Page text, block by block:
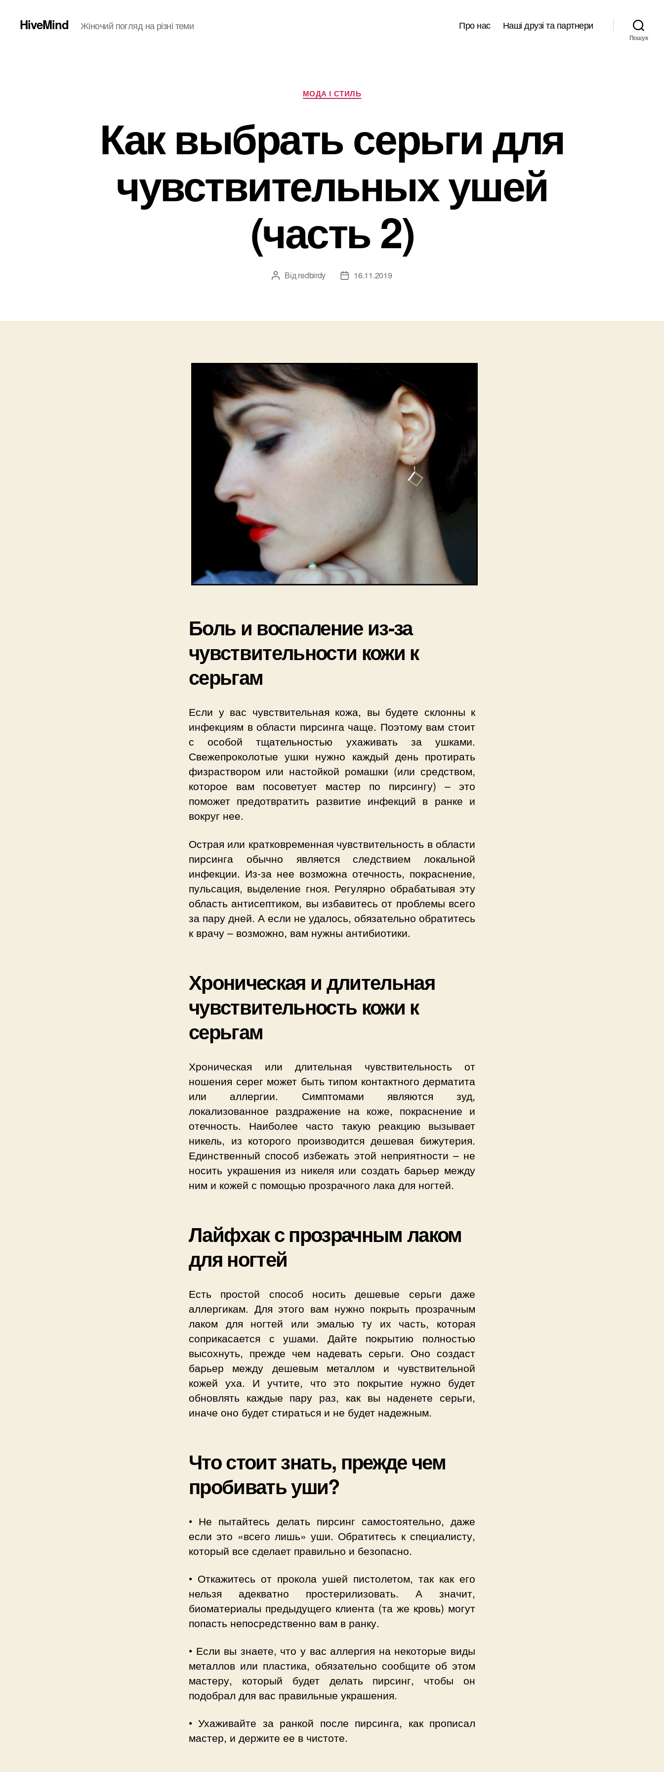
HiveMind Жіночий погляд на різні теми Про нас Наші друзі та партнери
Пошук
Категорії
МОДА І СТИЛЬ
Как выбрать серьги для
чувствительных ушей
(часть 2)
Автор
Від redbirdy
Дата16.11.2019
Боль и воспаление из-за
чувствительности кожи к
серьгам
Если у вас чувствительная кожа, вы будете склонны к
инфекциям в области пирсинга чаще. Поэтому вам стоит
с особой тщательностью ухаживать за ушками.
Свежепроколотые ушки нужно каждый день протирать
физраствором или настойкой ромашки (или средством,
которое вам посоветует мастер по пирсингу) – это
поможет предотвратить развитие инфекций в ранке и
вокруг нее.
Острая или кратковременная чувствительность в области
пирсинга обычно является следствием локальной
инфекции. Из-за нее возможна отечность, покраснение,
пульсация, выделение гноя. Регулярно обрабатывая эту
область антисептиком, вы избавитесь от проблемы всего
за пару дней. А если не удалось, обязательно обратитесь
к врачу – возможно, вам нужны антибиотики.
Хроническая и длительная
чувствительность кожи к
серьгам
Хроническая или длительная чувствительность от
ношения серег может быть типом контактного дерматита
или аллергии. Симптомами являются зуд,
локализованное раздражение на коже, покраснение и
отечность. Наиболее часто такую реакцию вызывает
никель, из которого производится дешевая бижутерия.
Единственный способ избежать этой неприятности – не
носить украшения из никеля или создать барьер между
ним и кожей с помощью прозрачного лака для ногтей.
Лайфхак с прозрачным лаком
для ногтей
Есть простой способ носить дешевые серьги даже
аллергикам. Для этого вам нужно покрыть прозрачным
лаком для ногтей или эмалью ту их часть, которая
соприкасается с ушами. Дайте покрытию полностью
высохнуть, прежде чем надевать серьги. Оно создаст
барьер между дешевым металлом и чувствительной
кожей уха. И учтите, что это покрытие нужно будет
обновлять каждые пару раз, как вы наденете серьги,
иначе оно будет стираться и не будет надежным.
Что стоит знать, прежде чем
пробивать уши?
• Не пытайтесь делать пирсинг самостоятельно, даже
если это «всего лишь» уши. Обратитесь к специалисту,
который все сделает правильно и безопасно.
• Откажитесь от прокола ушей пистолетом, так как его
нельзя адекватно простерилизовать. А значит,
биоматериалы предыдущего клиента (та же кровь) могут
попасть непосредственно вам в ранку.
• Если вы знаете, что у вас аллергия на некоторые виды
металлов или пластика, обязательно сообщите об этом
мастеру, который будет делать пирсинг, чтобы он
подобрал для вас правильные украшения.
• Ухаживайте за ранкой после пирсинга, как прописал
мастер, и держите ее в чистоте.